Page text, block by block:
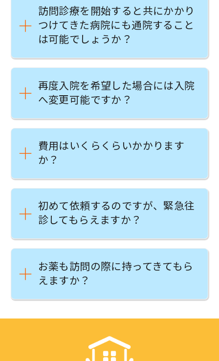
訪問診療を開始すると共にかかり
つけてきた病院にも通院すること
は可能でしょうか？
再度入院を希望した場合には入院
へ変更可能ですか？
費用はいくらくらいかかります
か？
初めて依頼するのですが、緊急往
診してもらえますか？
お薬も訪問の際に持ってきてもら
えますか？